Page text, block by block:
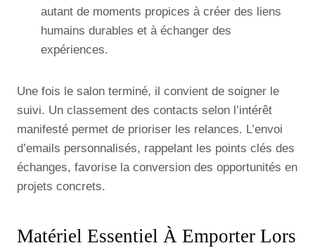
autant de moments propices à créer des liens
humains durables et à échanger des
expériences.
Une fois le salon terminé, il convient de soigner le
suivi. Un classement des contacts selon l’intérêt
manifesté permet de prioriser les relances. L’envoi
d’emails personnalisés, rappelant les points clés des
échanges, favorise la conversion des opportunités en
projets concrets.
Matériel Essentiel À Emporter Lors